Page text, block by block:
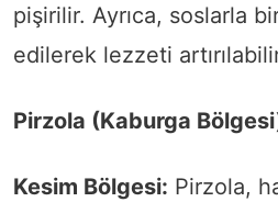
pişirilir. Ayrıca, soslarla
edilerek lezzeti
Pirzola (Kaburga
Kesim Bölgesi: Pirzola,